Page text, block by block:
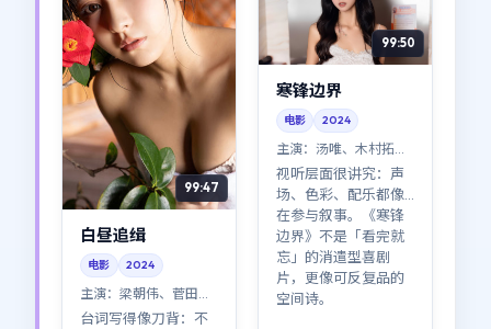
99:47
白昼追缉
电影 2024
主演： 梁朝伟、菅田将
晖 等
台词写得像刀背：不
99:50
寒锋边界
电影 2024
主演： 汤唯、木村拓哉
等
视听层面很讲究：声
场、色彩、配乐都像
在参与叙事。《寒锋
边界》不是「看完就
忘」的消遣型喜剧
片，更像可反复品的
空间诗。